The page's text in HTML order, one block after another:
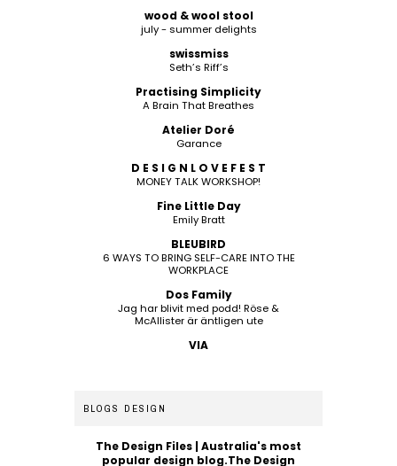
wood & wool stool
july - summer delights
swissmiss
Seth’s Riff’s
Practising Simplicity
A Brain That Breathes
Atelier Doré
Garance
D E S I G N L O V E F E S T
MONEY TALK WORKSHOP!
Fine Little Day
Emily Bratt
BLEUBIRD
6 WAYS TO BRING SELF-CARE INTO THE
WORKPLACE
Dos Family
Jag har blivit med podd! Röse &
McAllister är äntligen ute
VIA
BLOGS DESIGN
The Design Files | Australia's most
popular design blog.The Design